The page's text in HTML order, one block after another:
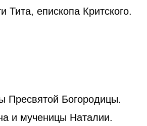
Тита, епископа Критского.
Пресвятой Богородицы.
и мученицы Наталии.